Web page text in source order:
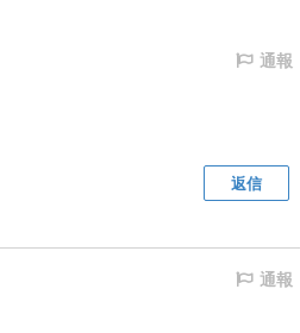
通報
返信
通報